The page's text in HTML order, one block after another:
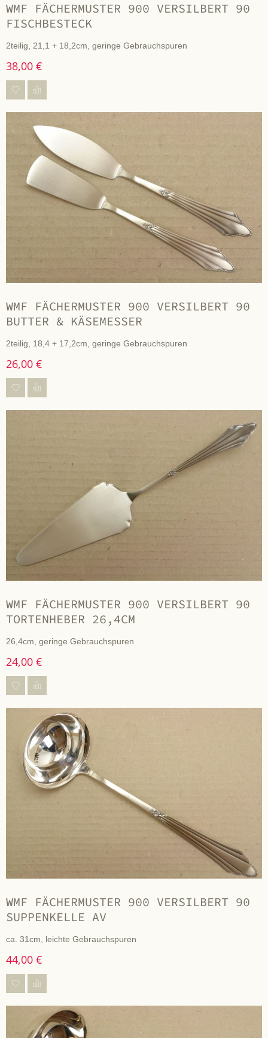
WMF FÄCHERMUSTER 900 VERSILBERT 90
FISCHBESTECK
2teilig, 21,1 + 18,2cm, geringe Gebrauchspuren
38,00 €
WMF FÄCHERMUSTER 900 VERSILBERT 90
BUTTER & KÄSEMESSER
2teilig, 18,4 + 17,2cm, geringe Gebrauchspuren
26,00 €
WMF FÄCHERMUSTER 900 VERSILBERT 90
TORTENHEBER 26,4CM
26,4cm, geringe Gebrauchspuren
24,00 €
WMF FÄCHERMUSTER 900 VERSILBERT 90
SUPPENKELLE AV
ca. 31cm, leichte Gebrauchspuren
44,00 €